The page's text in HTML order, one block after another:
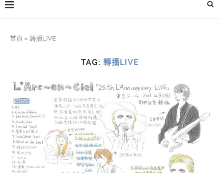
首頁 » 轉播LIVE
TAG: 轉播LIVE